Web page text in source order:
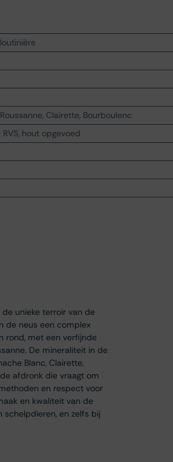
Clairette, Bourboulenc
hout opgevoed
unieke terroir van de
de neus een complex
rond, met een verfijnde
De mineraliteit in de
Blanc, Clairette,
afdronk die vraagt om
en respect voor
en kwaliteit van de
en zelfs bij